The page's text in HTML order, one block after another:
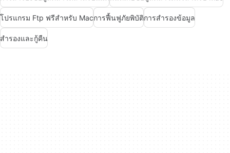
โปรแกรม Ftp ฟรีสำหรับ Macการฟื้นฟูภัยพิบัติการสำรองข้อมูล
สำรองและกู้คืน